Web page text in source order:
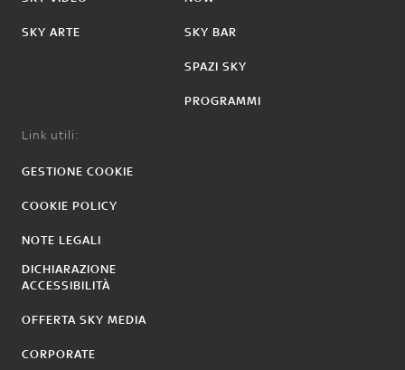
SKY ARTE SKY BAR
SPAZI SKY
PROGRAMMI
Link utili:
GESTIONE COOKIE
COOKIE POLICY
NOTE LEGALI
DICHIARAZIONE
ACCESSIBILITÀ
OFFERTA SKY MEDIA
CORPORATE